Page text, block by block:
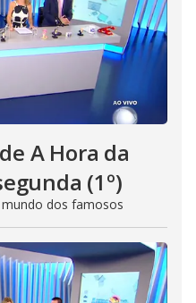
A Hora da
(1º)
dos famosos